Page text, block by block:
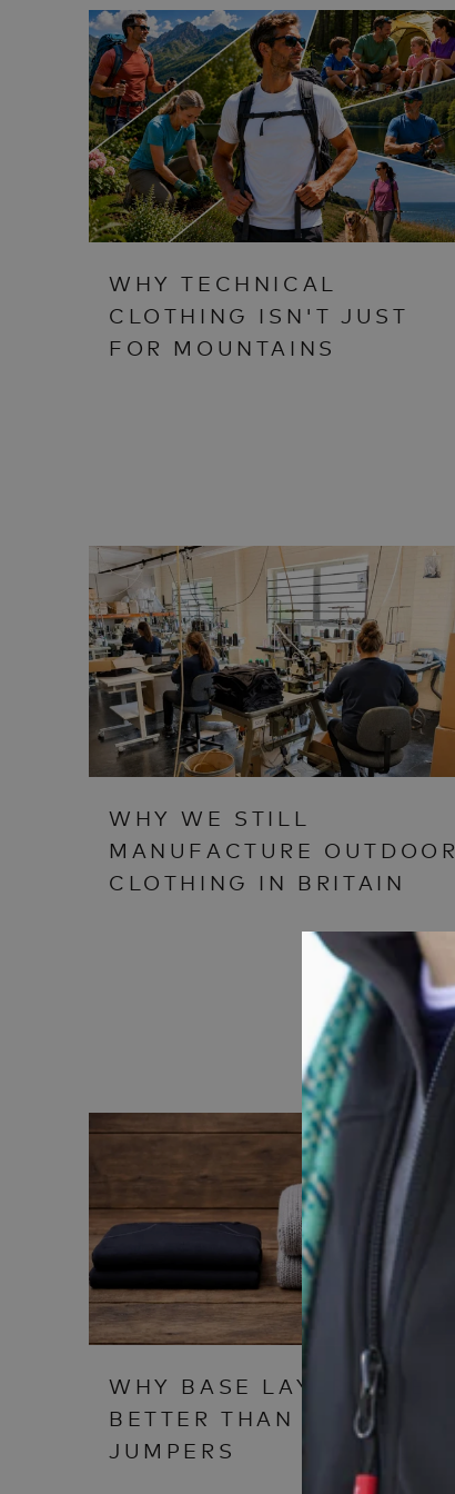
WHY TECHNICAL
CLOTHING ISN'T JUST
FOR MOUNTAINS
WHY WE STILL
MANUFACTURE OUTDOOR
CLOTHING IN BRITAIN
WHY BASE LAYERS ARE
BETTER THAN THICK
JUMPERS